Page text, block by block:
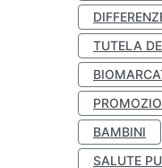
TUTELA
BAMBINI
SALUTE